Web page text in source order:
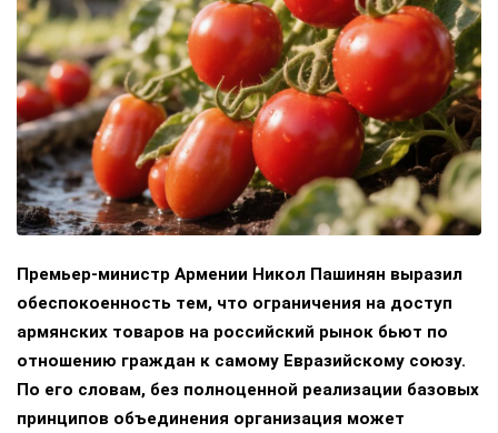
Премьер-министр Армении Никол Пашинян выразил
обеспокоенность тем, что ограничения на доступ
армянских товаров на российский рынок бьют по
отношению граждан к самому Евразийскому союзу.
По его словам, без полноценной реализации базовых
принципов объединения организация может